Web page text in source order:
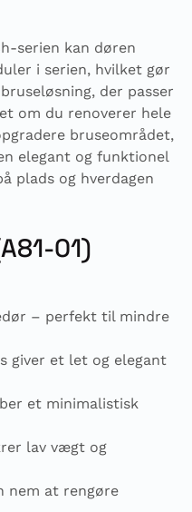
serien kan døren
i serien, hvilket gør
der passer
om du renoverer hele
bruseområdet,
elegant og funktionel
plads og hverdagen
01)
– perfekt til mindre
giver et let og elegant
et minimalistisk
lav vægt og
nem at rengøre